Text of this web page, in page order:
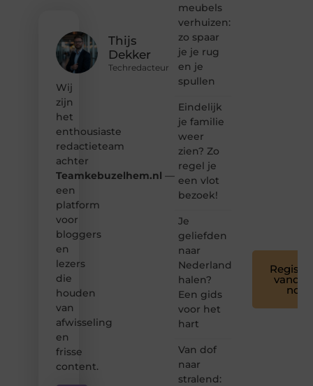
Thijs
Dekker
Techredacteur
Wij
zijn
het
enthousiaste
redactieteam
achter
Teamkebuzelhem.nl —
een
platform
voor
bloggers
en
lezers
die
houden
van
afwisseling
en
frisse
content.
meubels
verhuizen:
zo spaar
je je rug
en je
spullen
Eindelijk
je familie
weer
zien? Zo
regel je
een vlot
bezoek!
Je
geliefden
naar
Nederland
halen?
Een gids
voor het
hart
Van dof
naar
stralend:
nog